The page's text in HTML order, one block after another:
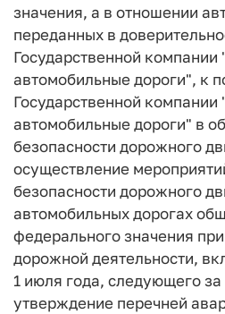
значения, а в отношении
переданных в
Государственной компании
автомобильные дороги", к
Государственной компании
автомобильные дороги" в
безопасности дорожного
осуществление
безопасности дорожного
автомобильных дорогах
федерального значения
дорожной деятельности,
1 июля года, следующего
утверждение перечней